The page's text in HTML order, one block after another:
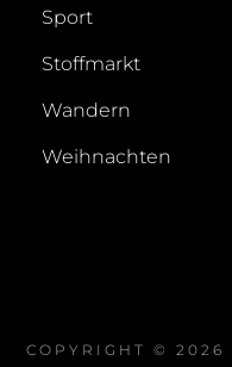
Sport
Stoffmarkt
Wandern
Weihnachten
COPYRIGHT © 2026